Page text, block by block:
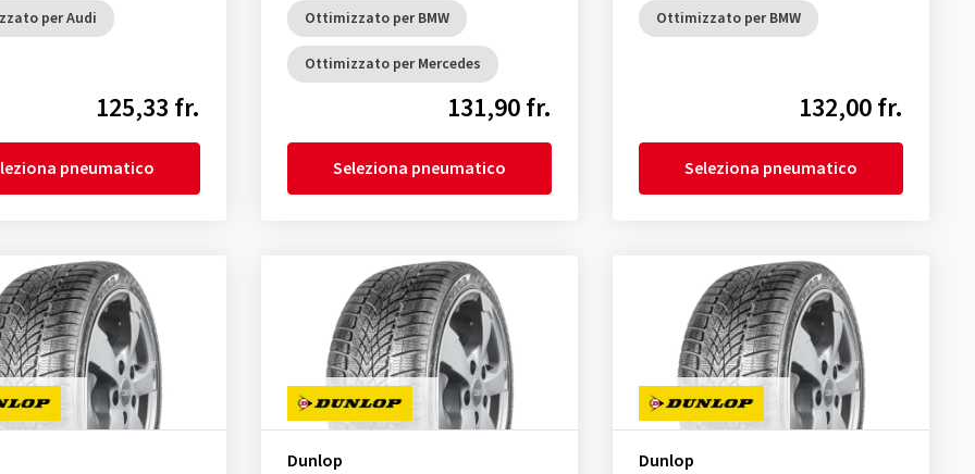
per Audi
125,33 fr.
pneumatico
Ottimizzato per BMW
Ottimizzato per Mercedes
131,90 fr.
Seleziona pneumatico
Ottimizzato per BMW
132,00 fr.
Seleziona pneumatico
Dunlop Dunlop